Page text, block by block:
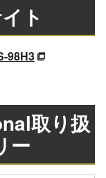
ト
98H3
取り扱
ー